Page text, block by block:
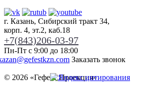
г. Казань, Сибирский тракт 34,
корп. 4, эт.2, каб.18
+7(843)206-03-97
Пн-Пт с 9:00 до 18:00
Заказать звонок
© 2026 «Гефест Проекция»